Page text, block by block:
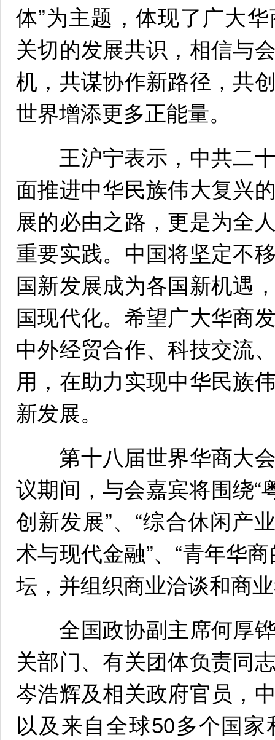
体”为主题，体现了广大
关切的发展共识，相信与
机，共谋协作新路径，共
世界增添更多正能量。
王沪宁表示，中共二十
面推进中华民族伟大复兴
展的必由之路，更是为全
重要实践。中国将坚定不
国新发展成为各国新机遇
国现代化。希望广大华商
中外经贸合作、科技交流
用，在助力实现中华民族
新发展。
第十八届世界华商大会
议期间，与会嘉宾将围绕“
创新发展”、“综合休闲产
术与现代金融”、“青年华
坛，并组织商业洽谈和商
全国政协副主席何厚铧
关部门、有关团体负责同
岑浩辉及相关政府官员，
以及来自全球50多个国